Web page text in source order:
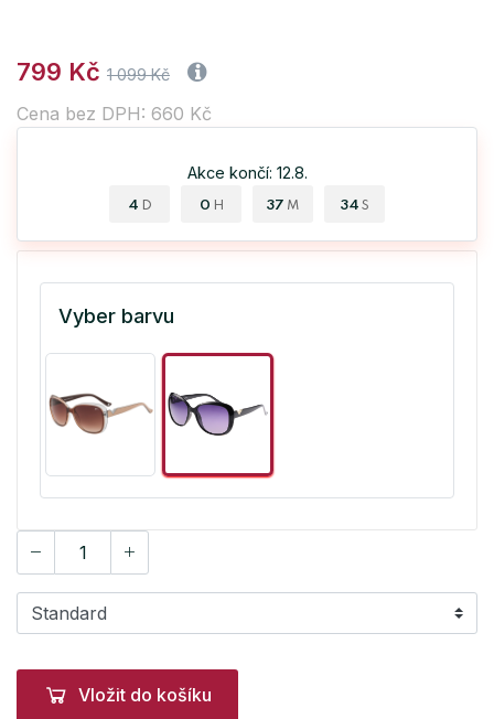
799 Kč 1 099 Kč
Cena bez DPH: 660 Kč
Akce končí: 12.8.
4 D 0 H 37 M 34 S
Vyber barvu
Vložit do košíku